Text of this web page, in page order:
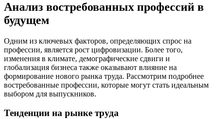
Анализ востребованных профессий в
будущем
Одним из ключевых факторов, определяющих спрос на
профессии, является рост цифровизации. Более того,
изменения в климате, демографические сдвиги и
глобализация бизнеса также оказывают влияние на
формирование нового рынка труда. Рассмотрим подробнее
востребованные профессии, которые могут стать идеальным
выбором для выпускников.
Тенденции на рынке труда